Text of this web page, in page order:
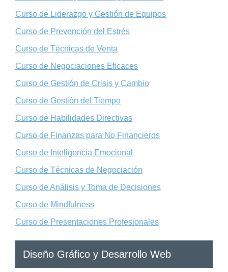
Curso de Liderazgo y Gestión de Equipos
Curso de Prevención del Estrés
Curso de Técnicas de Venta
Curso de Negociaciones Eficaces
Curso de Gestión de Crisis y Cambio
Curso de Gestión del Tiempo
Curso de Habilidades Directivas
Curso de Finanzas para No Financieros
Curso de Inteligencia Emocional
Curso de Técnicas de Negociación
Curso de Análisis y Toma de Decisiones
Curso de Mindfulness
Curso de Presentaciones Profesionales
Diseño Gráfico y Desarrollo Web